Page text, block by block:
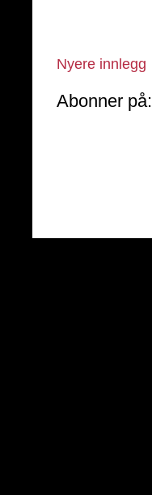
Nyere innlegg
Abonner på: